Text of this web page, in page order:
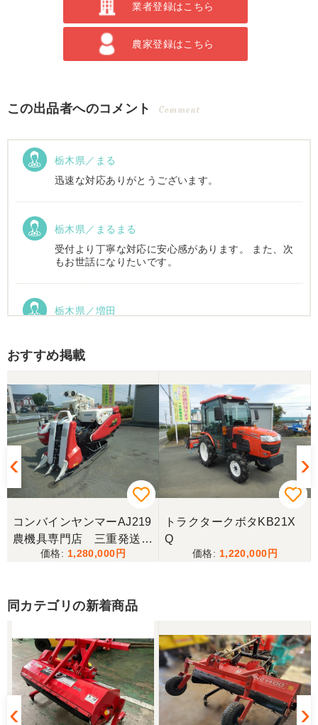
業者登録はこちら
農家登録はこちら
この出品者へのコメント Comment
栃木県／まる
迅速な対応ありがとうございます。
栃木県／まるまる
受付より丁寧な対応に安心感があります。 また、次
もお世話になりたいです。
栃木県／増田
おすすめ掲載
コンバインヤンマーAJ219
農機具専門店 三重発送整
備済み
1,280,000
トラクタークボタKB21X
Q
1,220,000
同カテゴリの新着商品